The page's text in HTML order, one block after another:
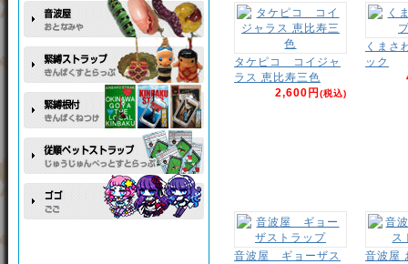
タケピコ コイジャ
ラス 恵比寿三色
2,600円(税込)
くまさ
ック
音波屋 ギョーザス
音波屋